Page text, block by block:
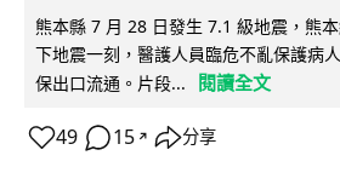
熊本縣 7 月 28 日發生 7.1 級地震，熊
下地震一刻，醫護人員臨危不亂保護病
保出口流通。片段...
閱讀全文
49 15 ↗ 分享